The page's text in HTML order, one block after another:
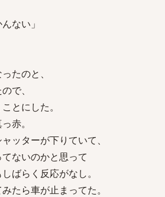
ない」
たのと、
で、
とにした。
赤。
ッターが下りていて、
ないのかと思って
ばらく反応がなし。
たら車が止まってた。